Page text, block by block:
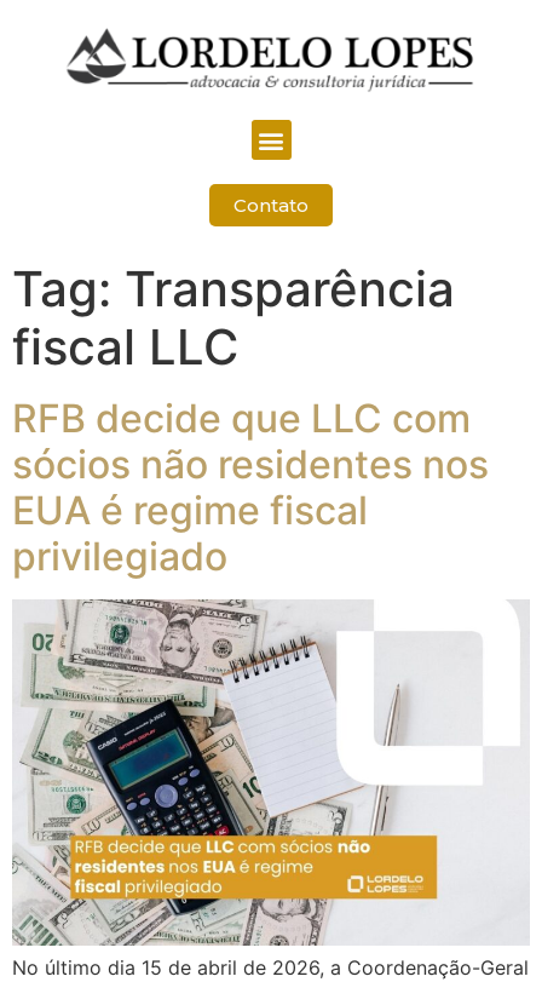
Contato
Tag: Transparência
fiscal LLC
RFB decide que LLC com
sócios não residentes nos
EUA é regime fiscal
privilegiado
No último dia 15 de abril de 2026, a Coordenação-Geral